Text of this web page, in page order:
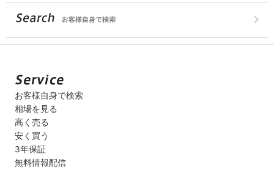
お客様自身で検索
相場を見る
高く売る
安く買う
3年保証
無料情報配信